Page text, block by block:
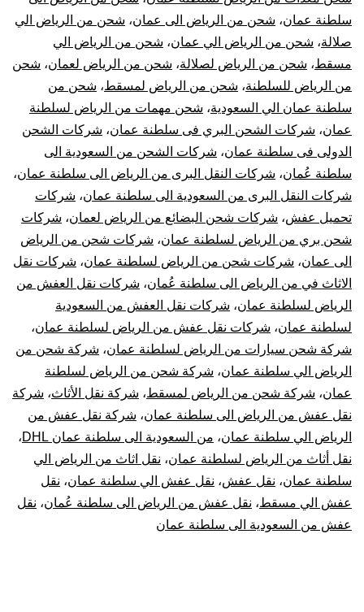
سلطنة عمان، شحن من الرياض الى عمان، شحن من الرياض الي
صلالة، شحن من الرياض الي عمان، شحن من الرياض الي
مسقط، شحن من الرياض لصلالة، شحن من الرياض لعمان، شحن
من الرياض للسلطنة، شحن من الرياض لمسقط، شحن من
سلطنة عمان الي السعودية، شحن مهمات من الرياض لسلطنة
عمان، شركات الشحن البري فى سلطنة عمان، شركات الشحن
الدولى فى سلطنة عمان، شركات الشحن من السعودية الى
سلطنة عُمان، شركات النقل البرى من الرياض الى سلطنة عمان،
شركات النقل البرى من السعودية الى سلطنة عمان، شركات
تحميل عفش، شركات شحن البضائع من الرياض لعمان، شركات
شحن بري من الرياض لسلطنة عمان، شركات شحن من الرياض
الى عمان، شركات شحن من الرياض لسلطنة عمان، شركات نقل
الاثاث في من الرياض الى سلطنة عُمان، شركات نقل العفش من
الرياض لسلطنة عمان، شركات نقل العفش من السعودية
لسلطنة عمان، شركات نقل عفش من الرياض لسلطنة عمان،
شركة شحن سيارات من الرياض لسلطنة عمان، شركة شحن من
الرياض الي سلطنة عمان، شركة شحن من الرياض لسلطنة
عمان، شركة شحن من الرياض لمسقط، شركة نقل الأثاث، شركة
نقل عفش من الرياض الى سلطنة عمان، شركة نقل عفش من
الرياض الي سلطنة عمان، من السعودية الى سلطنة عمان DHL
،
نقل أثاث من الرياض لسلطنة عمان، نقل اثاث من الرياض الي
سلطنة عمان، نقل عفش، نقل عفش الي سلطنة عمان، نقل
عفش الي مسقط، نقل عفش من الرياض الى سلطنة عُمان، نقل
عفش من السعودية الى سلطنة عمان